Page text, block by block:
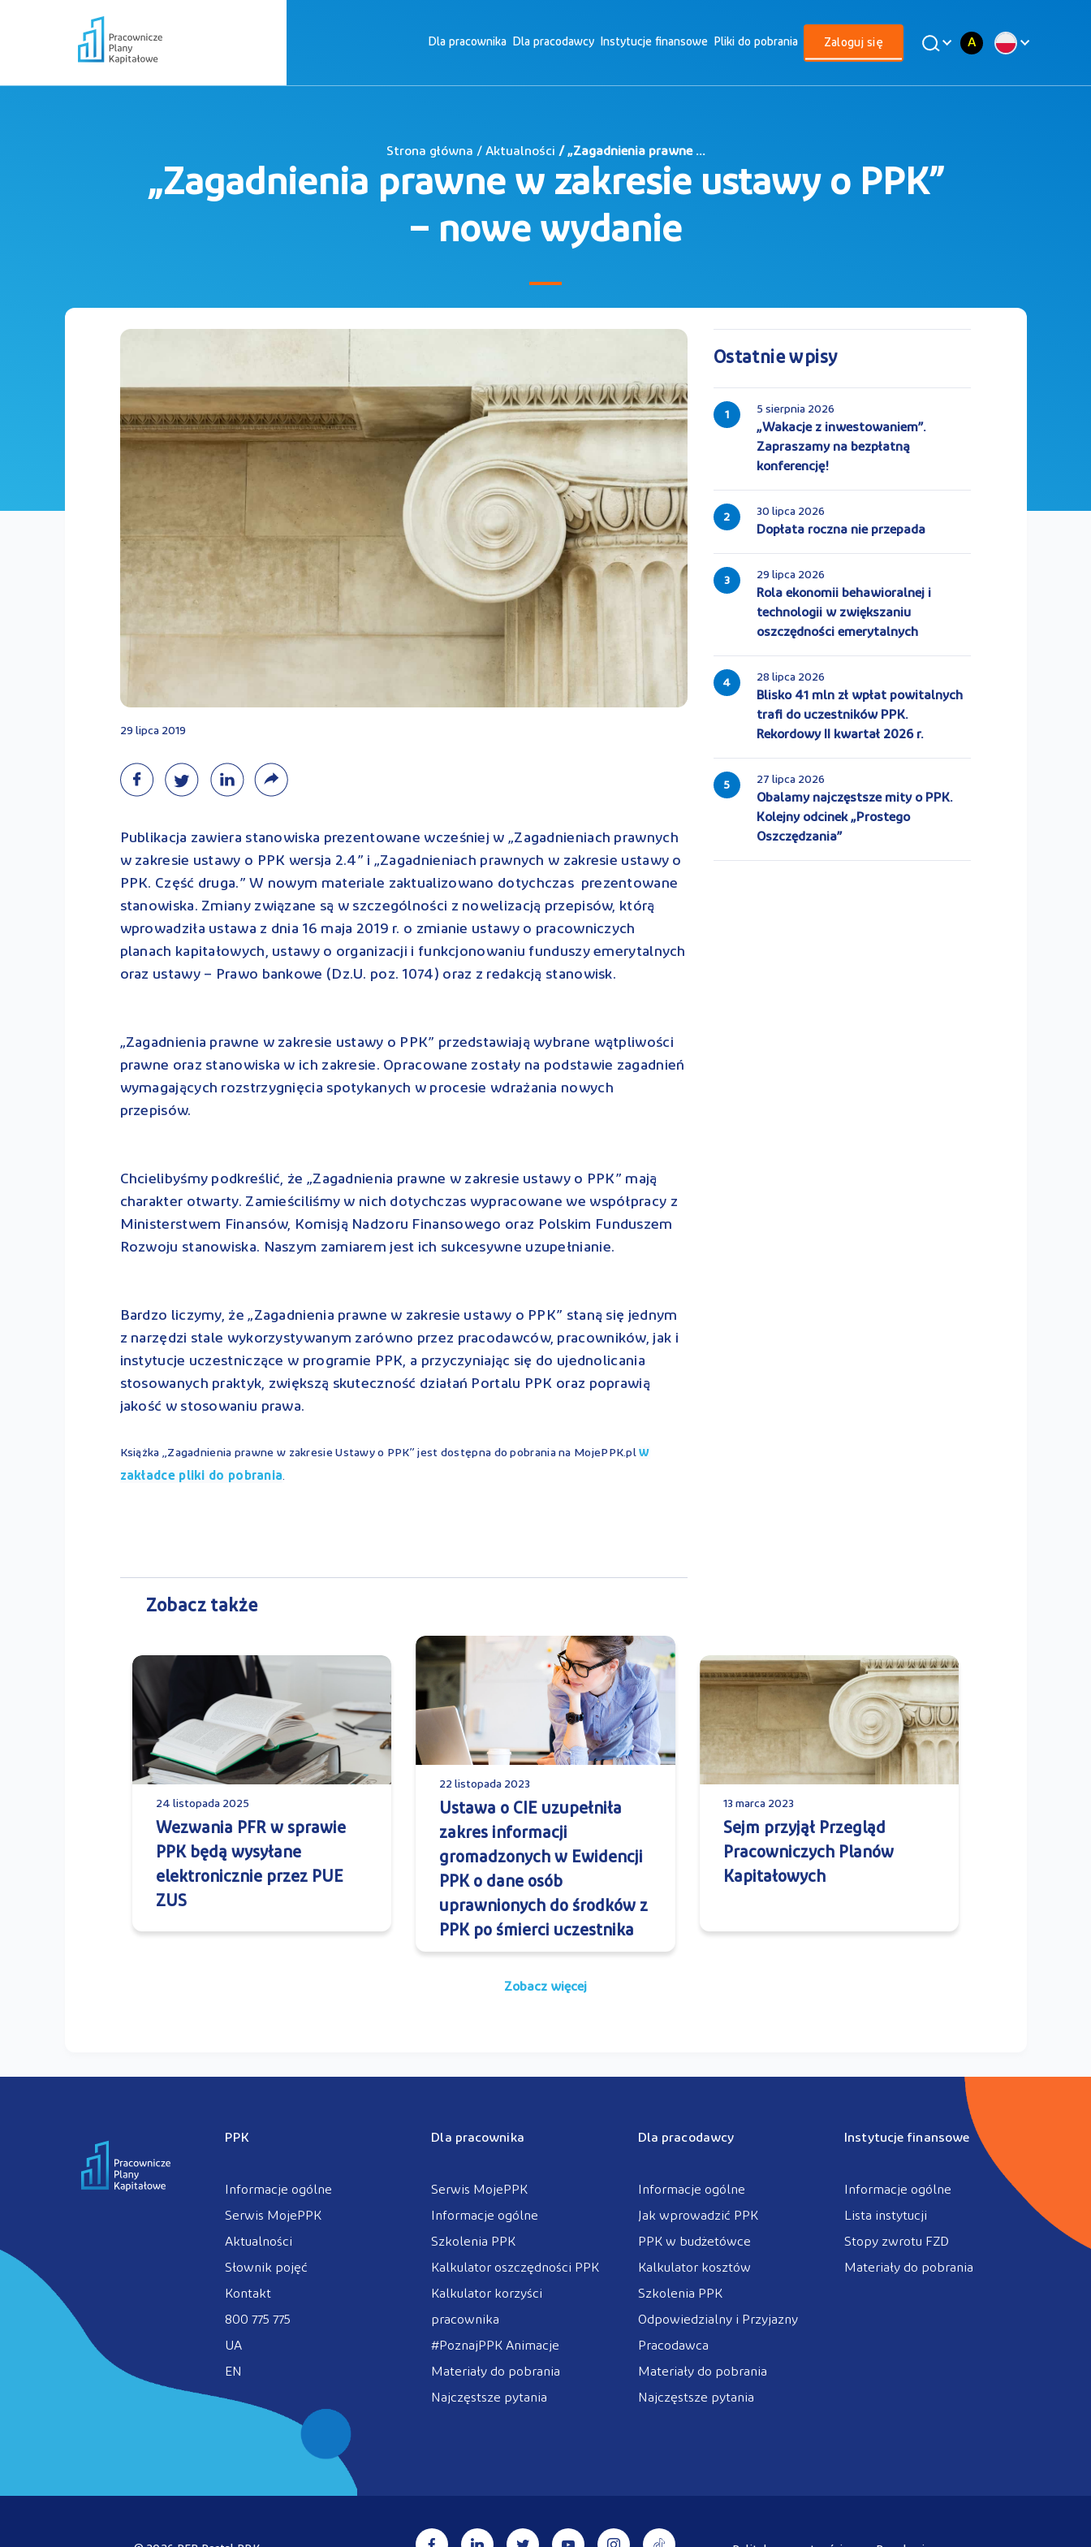
Dla pracownika Dla pracodawcy Instytucje finansowe Pliki do pobrania Zaloguj się A
Strona główna / Aktualności / „Zagadnienia prawne ...
„Zagadnienia prawne w zakresie ustawy o PPK”
– nowe wydanie
29 lipca 2019
Publikacja zawiera stanowiska prezentowane wcześniej w „Zagadnieniach prawnych
w zakresie ustawy o PPK wersja 2.4” i „Zagadnieniach prawnych w zakresie ustawy o
PPK. Część druga.” W nowym materiale zaktualizowano dotychczas prezentowane
stanowiska. Zmiany związane są w szczególności z nowelizacją przepisów, którą
wprowadziła ustawa z dnia 16 maja 2019 r. o zmianie ustawy o pracowniczych
planach kapitałowych, ustawy o organizacji i funkcjonowaniu funduszy emerytalnych
oraz ustawy – Prawo bankowe (Dz.U. poz. 1074) oraz z redakcją stanowisk.
„Zagadnienia prawne w zakresie ustawy o PPK” przedstawiają wybrane wątpliwości
prawne oraz stanowiska w ich zakresie. Opracowane zostały na podstawie zagadnień
wymagających rozstrzygnięcia spotykanych w procesie wdrażania nowych
przepisów.
Chcielibyśmy podkreślić, że „Zagadnienia prawne w zakresie ustawy o PPK” mają
charakter otwarty. Zamieściliśmy w nich dotychczas wypracowane we współpracy z
Ministerstwem Finansów, Komisją Nadzoru Finansowego oraz Polskim Funduszem
Rozwoju stanowiska. Naszym zamiarem jest ich sukcesywne uzupełnianie.
Bardzo liczymy, że „Zagadnienia prawne w zakresie ustawy o PPK” staną się jednym
z narzędzi stale wykorzystywanym zarówno przez pracodawców, pracowników, jak i
instytucje uczestniczące w programie PPK, a przyczyniając się do ujednolicania
stosowanych praktyk, zwiększą skuteczność działań Portalu PPK oraz poprawią
jakość w stosowaniu prawa.
Książka „Zagadnienia prawne w zakresie Ustawy o PPK” jest dostępna do pobrania na MojePPK.plw
zakładce pliki do pobrania.
Ostatnie wpisy
1 5 sierpnia 2026
„Wakacje z inwestowaniem”.
Zapraszamy na bezpłatną
konferencję!
2 30 lipca 2026
Dopłata roczna nie przepada
3 29 lipca 2026
Rola ekonomii behawioralnej i
technologii w zwiększaniu
oszczędności emerytalnych
4 28 lipca 2026
Blisko 41 mln zł wpłat powitalnych
trafi do uczestników PPK.
Rekordowy II kwartał 2026 r.
5 27 lipca 2026
Obalamy najczęstsze mity o PPK.
Kolejny odcinek „Prostego
Oszczędzania”
Zobacz także
24 listopada 2025
Wezwania PFR w sprawie
PPK będą wysyłane
elektronicznie przez PUE
ZUS
22 listopada 2023
Ustawa o CIE uzupełniła
zakres informacji
gromadzonych w Ewidencji
PPK o dane osób
uprawnionych do środków z
PPK po śmierci uczestnika
13 marca 2023
Sejm przyjął Przegląd
Pracowniczych Planów
Kapitałowych
Zobacz więcej
PPK
Informacje ogólne
Serwis MojePPK
Aktualności
Słownik pojęć
Kontakt
800 775 775
UA
EN
Dla pracownika
Serwis MojePPK
Informacje ogólne
Szkolenia PPK
Kalkulator oszczędności PPK
Kalkulator korzyści
pracownika
#PoznajPPK Animacje
Materiały do pobrania
Najczęstsze pytania
Dla pracodawcy
Informacje ogólne
Jak wprowadzić PPK
PPK w budżetówce
Kalkulator kosztów
Szkolenia PPK
Odpowiedzialny i Przyjazny
Pracodawca
Materiały do pobrania
Najczęstsze pytania
Instytucje finansowe
Informacje ogólne
Lista instytucji
Stopy zwrotu FZD
Materiały do pobrania